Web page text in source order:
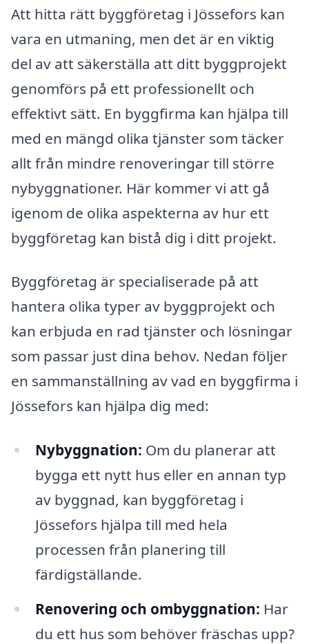
Att hitta rätt byggföretag i Jössefors kan
vara en utmaning, men det är en viktig
del av att säkerställa att ditt byggprojekt
genomförs på ett professionellt och
effektivt sätt. En byggfirma kan hjälpa till
med en mängd olika tjänster som täcker
allt från mindre renoveringar till större
nybyggnationer. Här kommer vi att gå
igenom de olika aspekterna av hur ett
byggföretag kan bistå dig i ditt projekt.
Byggföretag är specialiserade på att
hantera olika typer av byggprojekt och
kan erbjuda en rad tjänster och lösningar
som passar just dina behov. Nedan följer
en sammanställning av vad en byggfirma i
Jössefors kan hjälpa dig med:
Nybyggnation: Om du planerar att
bygga ett nytt hus eller en annan typ
av byggnad, kan byggföretag i
Jössefors hjälpa till med hela
processen från planering till
färdigställande.
Renovering och ombyggnation: Har
du ett hus som behöver fräschas upp?